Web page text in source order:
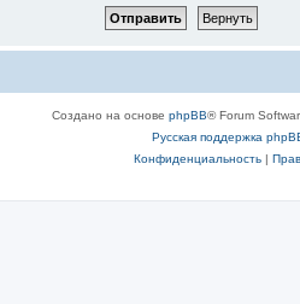
Создано на основе phpBB® Forum
Русская поддержка
Конфиденциальность|